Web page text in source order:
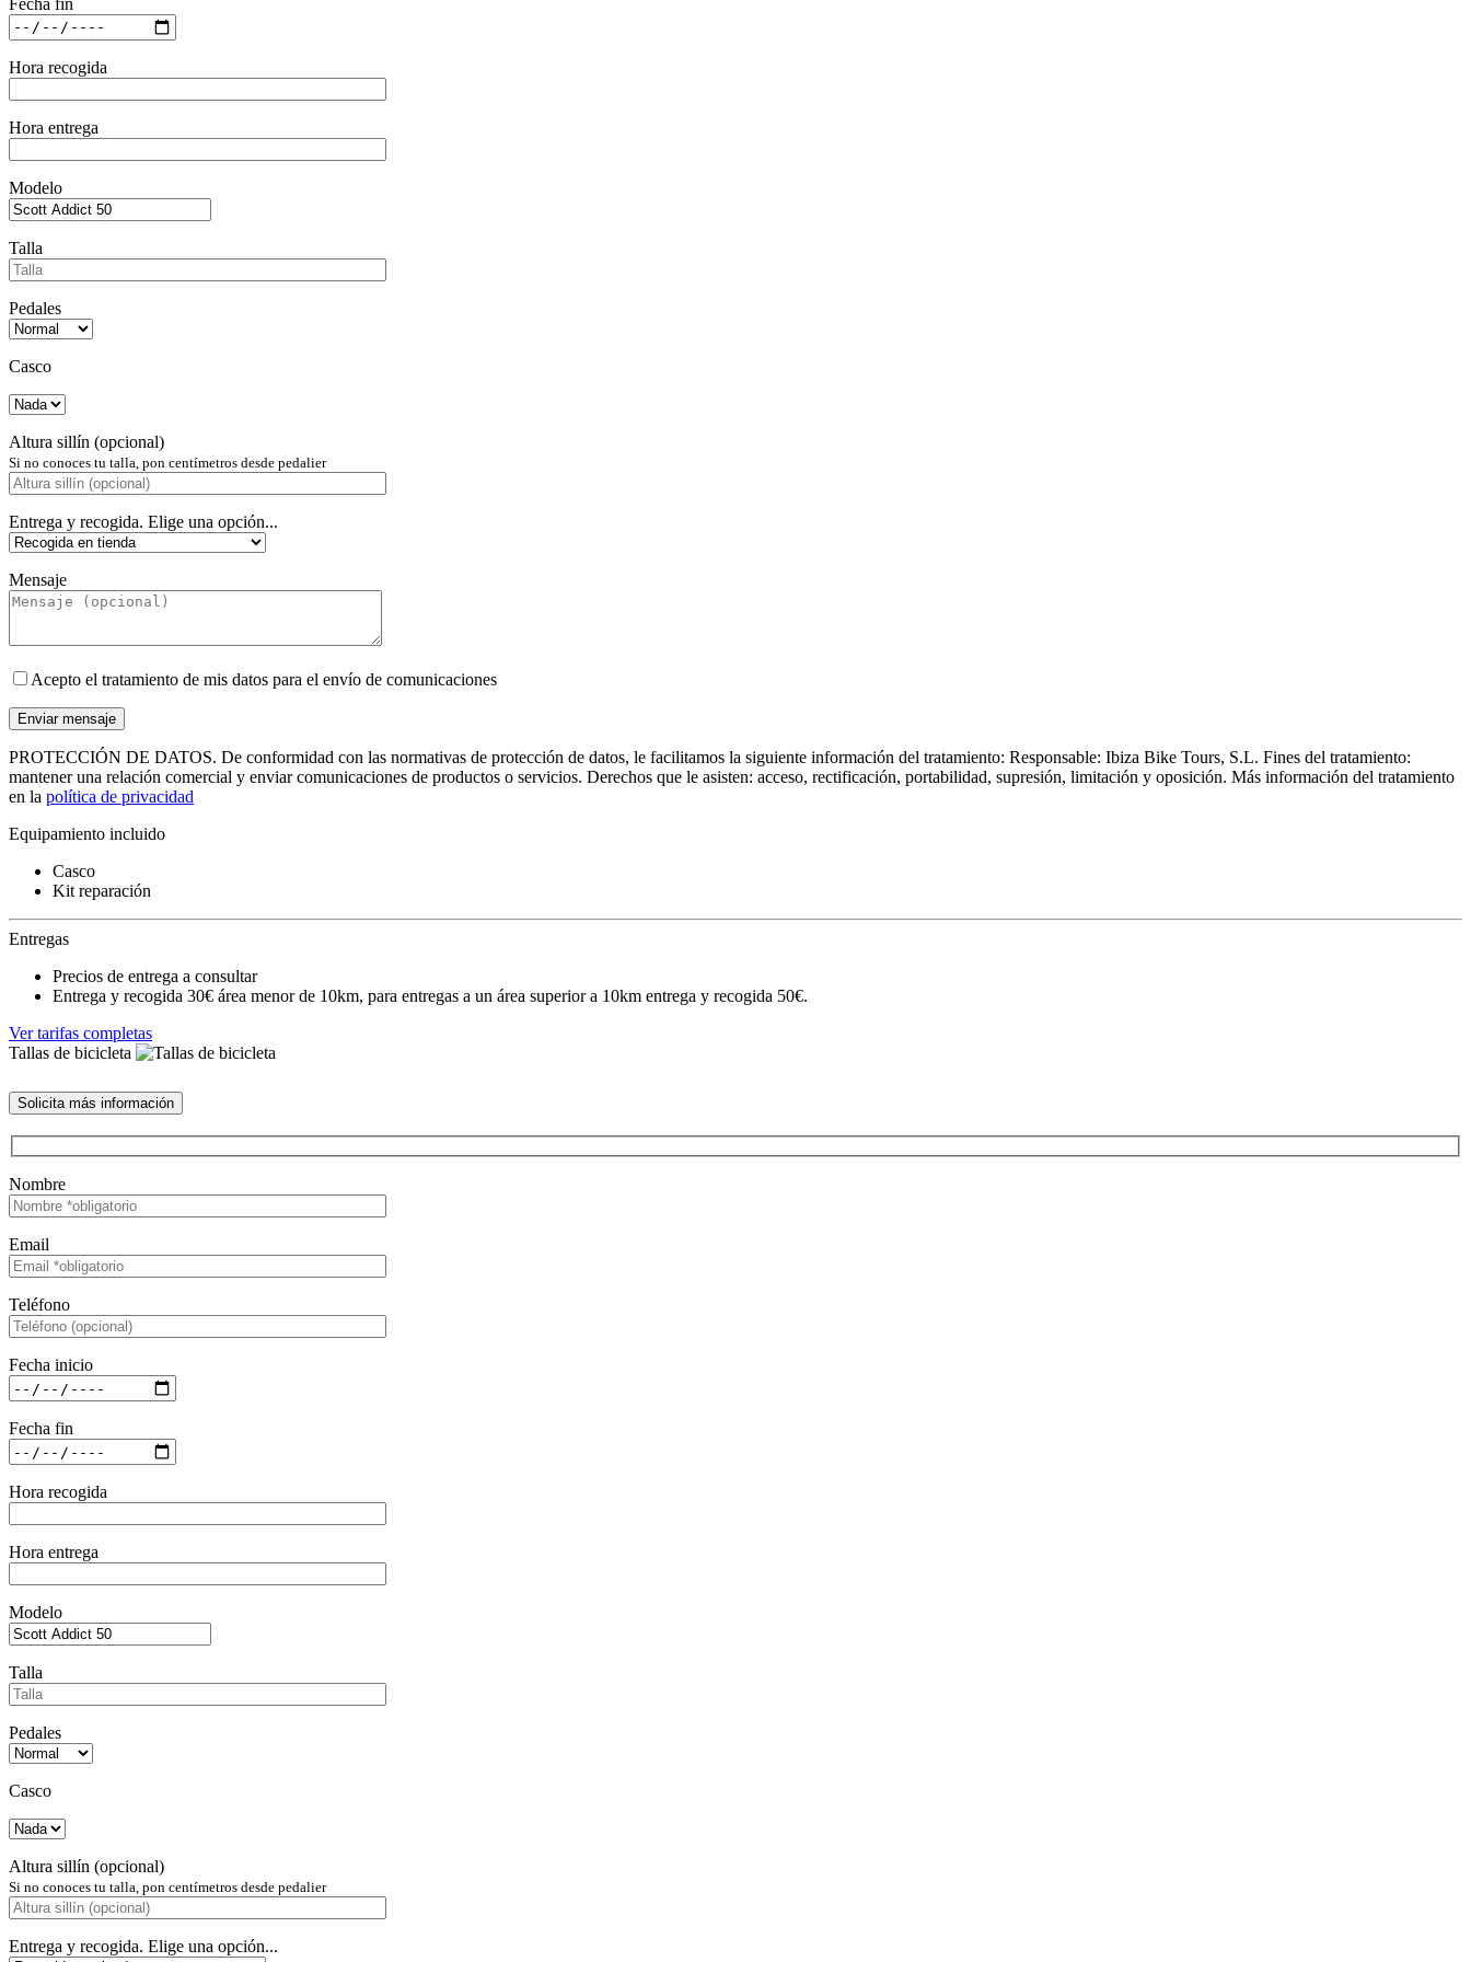
Hora recogida
Hora entrega
Modelo
Talla
Pedales
Casco
Altura sillín (opcional)
Si no conoces tu talla, pon centímetros desde pedalier
Entrega y recogida. Elige una opción...
Mensaje
Acepto el tratamiento de mis datos para el envío de comunicaciones
PROTECCIÓN DE DATOS. De conformidad con las normativas de protección de datos, le facilitamos la siguiente información del tratamiento: Responsable: Ibiza Bike Tours, S.L. Fines del tratamiento:
mantener una relación comercial y enviar comunicaciones de productos o servicios. Derechos que le asisten: acceso, rectificación, portabilidad, supresión, limitación y oposición. Más información del tratamiento
en la política de privacidad
Equipamiento incluido
Casco
Kit reparación
Entregas
Precios de entrega a consultar
Entrega y recogida 30€ área menor de 10km, para entregas a un área superior a 10km entrega y recogida 50€.
Ver tarifas completas
Tallas de bicicleta
Solicita más información
Nombre
Email
Teléfono
Fecha inicio
Fecha fin
Hora recogida
Hora entrega
Modelo
Talla
Pedales
Casco
Altura sillín (opcional)
Si no conoces tu talla, pon centímetros desde pedalier
Entrega y recogida. Elige una opción...